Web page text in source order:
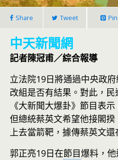
Share Tweet Pin
中天新聞網
記者陳冠甫／綜合報導
立法院19日將通過中央政
改組是否有結果。對此，
《大新聞大爆卦》節目表
但總統蔡英文希望他接閣
上去當箭靶，據傳蔡英文還
郭正亮19日在節目爆料，